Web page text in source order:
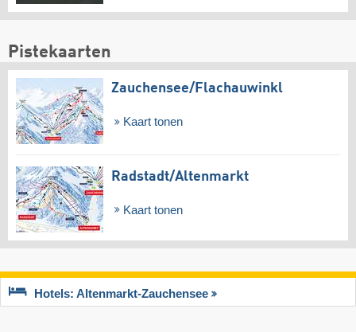
Pistekaarten
Zauchensee/​Flachauwinkl
Kaart tonen
Radstadt/​Altenmarkt
Kaart tonen
Hotels: Altenmarkt-Zauchensee